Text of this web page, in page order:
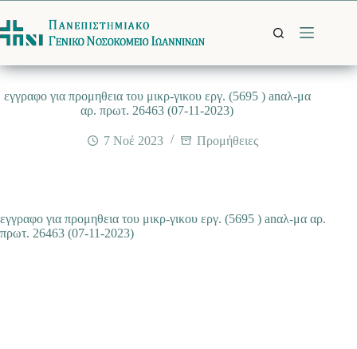
στο
περιεχόμενο
εγγραφο για προμηθεια του μικρ-γικου εργ. (5695 ) anαλ-μα
αρ. πρωτ. 26463 (07-11-2023)
7 Νοέ 2023 Προμήθειες
εγγραφο για προμηθεια του μικρ-γικου εργ. (5695 ) anαλ-μα αρ.
πρωτ. 26463 (07-11-2023)